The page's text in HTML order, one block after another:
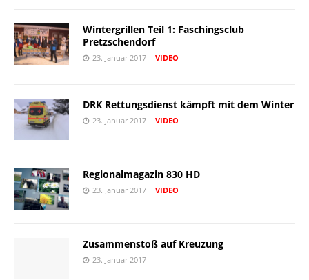
Wintergrillen Teil 1: Faschingsclub
Pretzschendorf
23. Januar 2017 VIDEO
DRK Rettungsdienst kämpft mit dem Winter
23. Januar 2017 VIDEO
Regionalmagazin 830 HD
23. Januar 2017 VIDEO
Zusammenstoß auf Kreuzung
23. Januar 2017